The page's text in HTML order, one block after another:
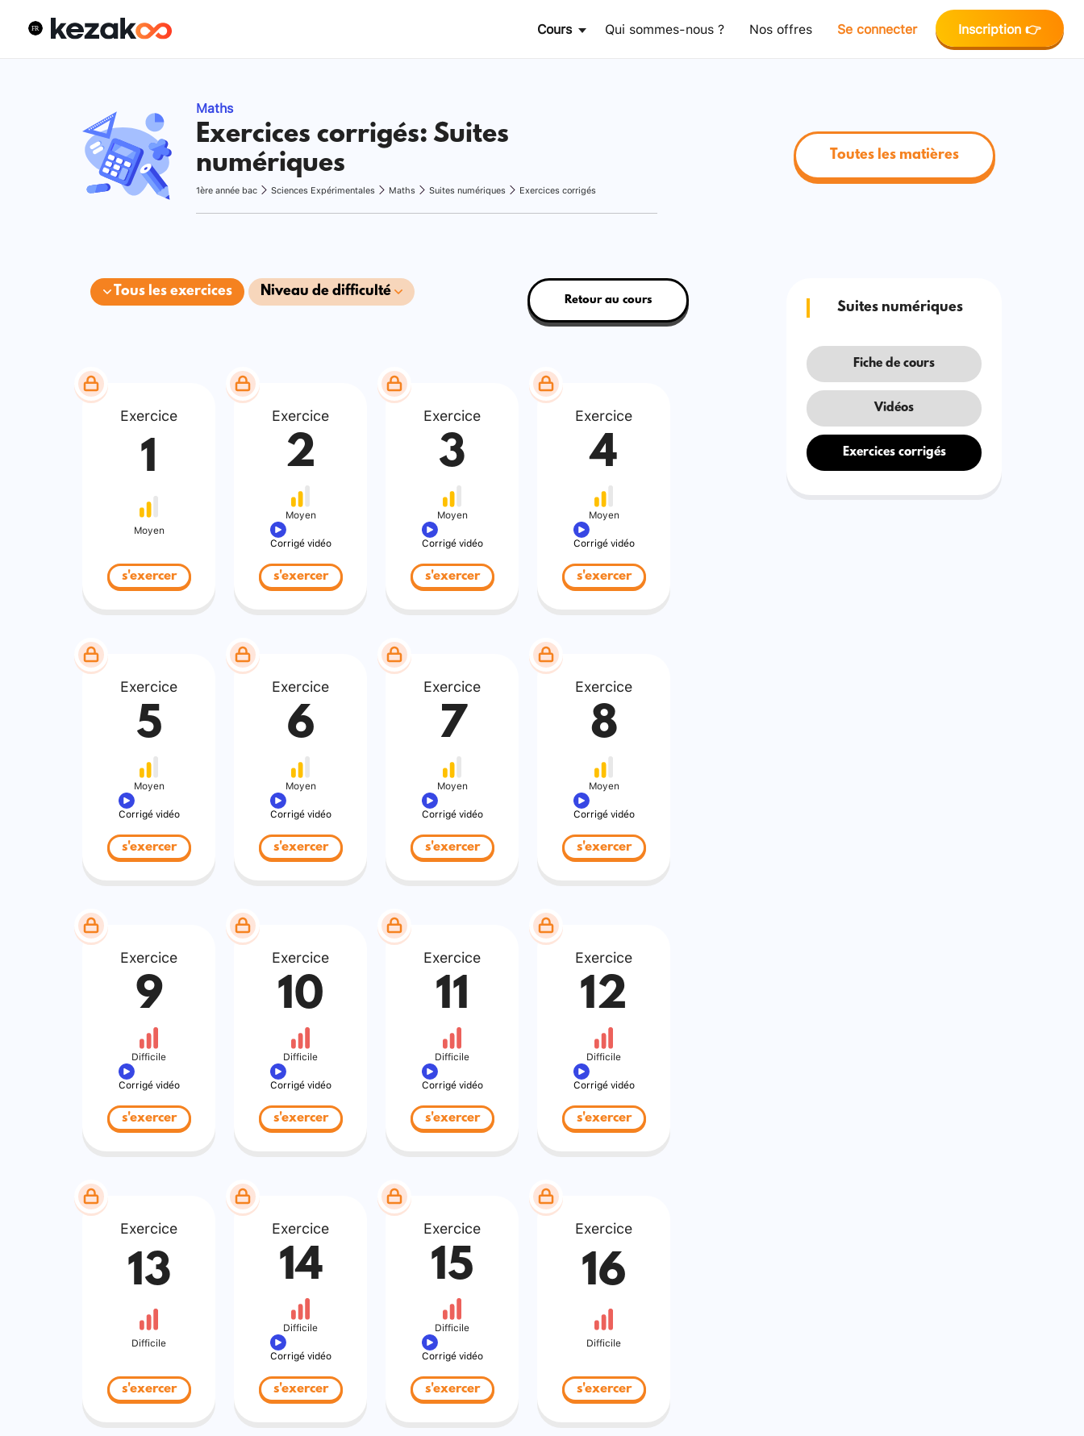
Cours Qui sommes-nous ? Nos offres Se connecter Inscription 👉
Maths
Exercices corrigés: Suites
numériques
1ère année bac Sciences Expérimentales Maths Suites numériques Exercices corrigés
Toutes les matières
Tous les exercices Niveau de difficulté
Retour au cours
Exercice
1
Moyen
s'exercer
Exercice
2
Moyen
Corrigé vidéo
s'exercer
Exercice
3
Moyen
Corrigé vidéo
s'exercer
Exercice
4
Moyen
Corrigé vidéo
s'exercer
Exercice
5
Moyen
Corrigé vidéo
s'exercer
Exercice
6
Moyen
Corrigé vidéo
s'exercer
Exercice
7
Moyen
Corrigé vidéo
s'exercer
Exercice
8
Moyen
Corrigé vidéo
s'exercer
Exercice
9
Difficile
Corrigé vidéo
s'exercer
Exercice
10
Difficile
Corrigé vidéo
s'exercer
Exercice
11
Difficile
Corrigé vidéo
s'exercer
Exercice
12
Difficile
Corrigé vidéo
s'exercer
Exercice
13
Difficile
s'exercer
Exercice
14
Difficile
Corrigé vidéo
s'exercer
Exercice
15
Difficile
Corrigé vidéo
s'exercer
Exercice
16
Difficile
s'exercer
Suites numériques
Fiche de cours
Vidéos
Exercices corrigés